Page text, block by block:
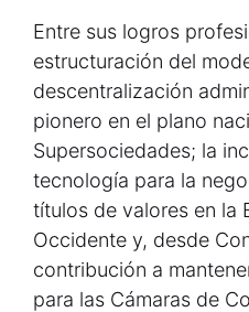
Entre sus logros
estructuración del
descentralización
pionero en el plano
Supersociedades; la
tecnología para la
títulos de valores en la
Occidente y, desde
contribución a
para las Cámaras de